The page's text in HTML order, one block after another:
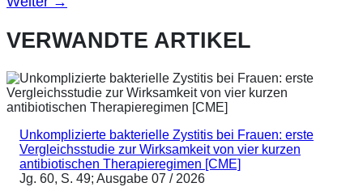
VERWANDTE ARTIKEL
Unkomplizierte bakterielle Zystitis bei Frauen: erste
Vergleichsstudie zur Wirksamkeit von vier kurzen
antibiotischen Therapieregimen [CME]
Jg. 60, S. 49; Ausgabe 07 / 2026